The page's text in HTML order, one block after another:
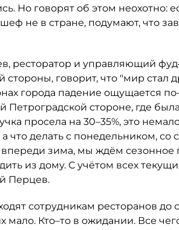
Но говорят об этом неохотно:
не в стране, подумают, что
ресторатор и управляющий
стороны, говорит, что "мир стал
города падение ощущается
Петроградской стороне, где
просела на 30–35%, это
что делать с понедельником,
зима, мы ждём сезонное
из дому. С учётом всех
Перцев.
сотрудникам ресторанов
мало. Кто–то в ожидании. Все